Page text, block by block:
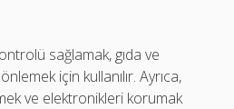
sağlamak, gıda ve
için kullanılır. Ayrıca,
ve elektronikleri korumak